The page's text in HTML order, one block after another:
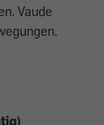
Vaude